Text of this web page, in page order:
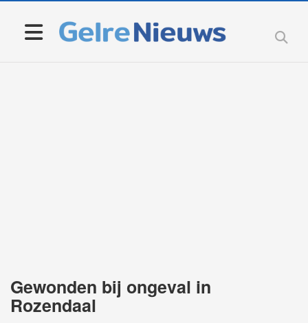
Gewonden bij ongeval in
Rozendaal